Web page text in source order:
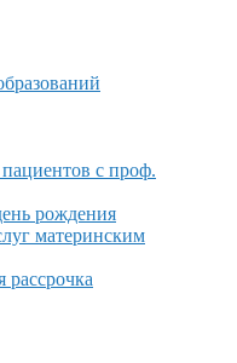
с проф.
рождения
материнским
рассрочка